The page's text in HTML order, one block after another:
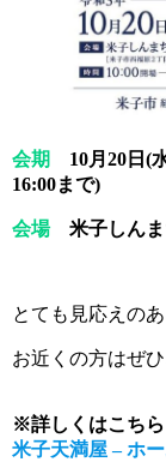
会期
10月20日(
16:00まで)
会場米子しんま
とても見応えの
お近くの方はぜ
※詳しくはこちら
米子天満屋 – ホ